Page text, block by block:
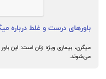
باورهای درست و غلط درباره
میگرن، بیماری ویژه زنان است: این
می‌شوند.